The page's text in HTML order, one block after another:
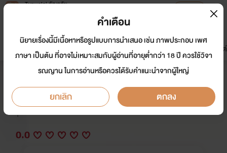
Tunwalai ธัญวลัย
หน้าแรก นิยาย อีบุ๊ก การ์ตูน
มาใหม่
ดรีมแชท ธัญลิสต์
รักพี่โหดโปรดเข้าใจ
นักเขียน: (แอคเก่า)
Y
0.0
คำเตือน
นิยายเรื่องนี้มีเนื้อหาหรือรูปแบบการนำเสนอ เช่น ภาพประกอบ เพศ
ภาษา เป็นต้น ที่อาจไม่เหมาะสมกับผู้อ่านที่อายุต่ำกว่า 18 ปี ควรใช้วิจา
รณญาน ในการอ่านหรือควรได้รับคำแนะนำจากผู้ใหญ่
ยกเลิก ตกลง